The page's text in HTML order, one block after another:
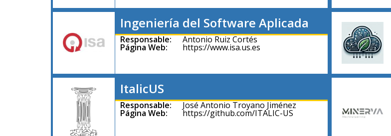
Ingeniería del Software Aplicada
Responsable: Antonio Ruiz Cortés
Página Web: https://www.isa.us.es
ItalicUS
Responsable: José Antonio Troyano Jiménez
Página Web: https://github.com/ITALIC-US